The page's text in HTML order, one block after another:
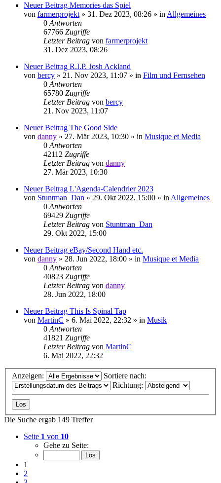
Neuer Beitrag Memories das Spiel
von farmerprojekt » 31. Dez 2023, 08:26 » in Allgemeines
0 Antworten
67766 Zugriffe
Letzter Beitrag von farmerprojekt
31. Dez 2023, 08:26
Neuer Beitrag R.I.P. Josh Ackland
von bercy » 21. Nov 2023, 11:07 » in Film und Fernsehen
0 Antworten
65780 Zugriffe
Letzter Beitrag von bercy
21. Nov 2023, 11:07
Neuer Beitrag The Good Side
von danny » 27. Mär 2023, 10:30 » in Musique et Media
0 Antworten
42112 Zugriffe
Letzter Beitrag von danny
27. Mär 2023, 10:30
Neuer Beitrag L'Agenda-Calendrier 2023
von Stuntman_Dan » 29. Okt 2022, 15:00 » in Allgemeines
0 Antworten
69429 Zugriffe
Letzter Beitrag von Stuntman_Dan
29. Okt 2022, 15:00
Neuer Beitrag eBay/Second Hand etc.
von danny » 28. Jun 2022, 18:00 » in Musique et Media
0 Antworten
40823 Zugriffe
Letzter Beitrag von danny
28. Jun 2022, 18:00
Neuer Beitrag This Is Spinal Tap
von MartinC » 6. Mai 2022, 22:32 » in Musik
0 Antworten
41821 Zugriffe
Letzter Beitrag von MartinC
6. Mai 2022, 22:32
Anzeigen:
Sortiere nach:
Richtung:
Die Suche ergab 149 Treffer
Seite 1 von 10
Gehe zu Seite:
1
2